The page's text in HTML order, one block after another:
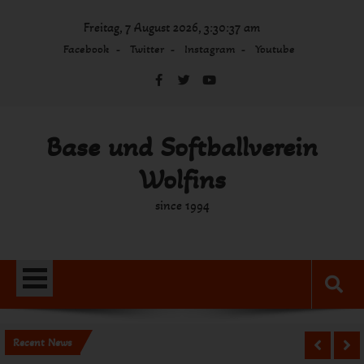
Freitag, 7 August 2026, 3:30:37 am
Facebook Twitter Instagram Youtube
Base und Softballverein
Wolfins
since 1994
Recent News